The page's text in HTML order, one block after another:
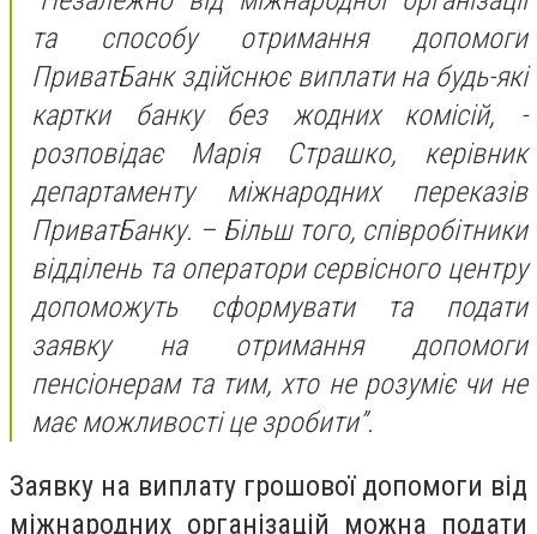
та способу отримання допомоги
ПриватБанк здійснює виплати на будь-які
картки банку без жодних комісій, -
розповідає Марiя Страшко, керівник
департаменту міжнародних переказів
ПриватБанку. – Більш того, співробітники
відділень та оператори сервісного центру
допоможуть сформувати та подати
заявку на отримання допомоги
пенсіонерам та тим, хто не розуміє чи не
має можливості це зробити”.
Заявку на виплату грошової допомоги від
міжнародних організацій можна подати